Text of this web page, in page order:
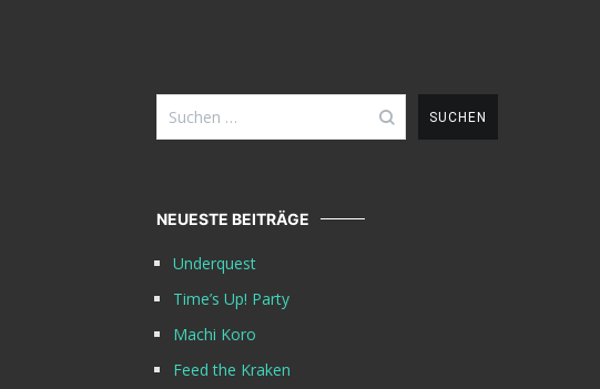
Suchen
nach:
NEUESTE BEITRÄGE
Underquest
Time’s Up! Party
Machi Koro
Feed the Kraken